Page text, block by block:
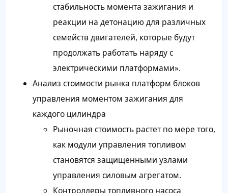
стабильность момента зажигания и
реакции на детонацию для различных
семейств двигателей, которые будут
продолжать работать наряду с
электрическими платформами».
Анализ стоимости рынка платформ блоков
управления моментом зажигания для
каждого цилиндра
Рыночная стоимость растет по мере того,
как модули управления топливом
становятся защищенными узлами
управления силовым агрегатом.
Контроллеры топливного насоса